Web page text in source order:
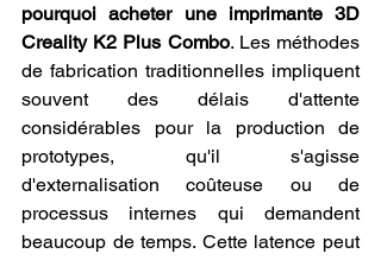
pourquoi acheter une imprimante 3D
Creality K2 Plus Combo. Les méthodes
de fabrication traditionnelles impliquent
souvent des délais d'attente
considérables pour la production de
prototypes, qu'il s'agisse
d'externalisation coûteuse ou de
processus internes qui demandent
beaucoup de temps. Cette latence peut